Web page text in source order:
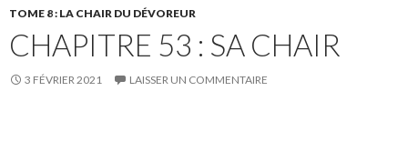
TOME 8 : LA CHAIR DU DÉVOREUR
CHAPITRE 53 : SA CHAIR
3 FÉVRIER 2021 LAISSER UN COMMENTAIRE